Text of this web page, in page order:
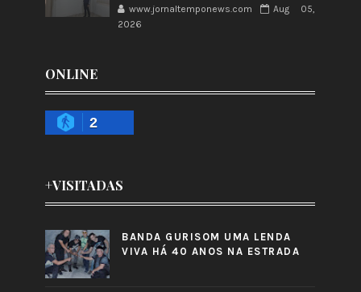
www.jornaltemponews.com
Aug 05,
2026
ONLINE
2
+VISITADAS
BANDA GURISOM UMA LENDA
VIVA HÁ 40 ANOS NA ESTRADA